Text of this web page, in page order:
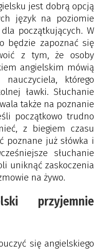
jest dobrą opcją
język na poziomie
początkujących. W
będzie zapoznać się
z tym, że osoby
angielskim mówią
którego
ławki. Słuchanie
także na poznanie
początkowo trudno
z biegiem czasu
poznane już słówka i
słuchanie
uniknąć zaskoczenia
na żywo.
przyjemnie
się angielskiego